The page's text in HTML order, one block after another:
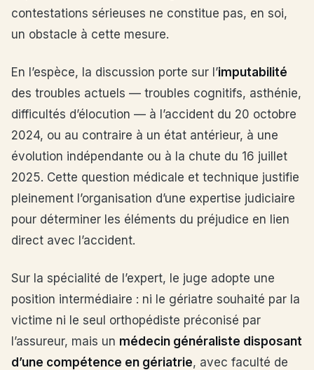
contestations sérieuses ne constitue pas, en soi,
un obstacle à cette mesure.
En l’espèce, la discussion porte sur l’imputabilité
des troubles actuels — troubles cognitifs, asthénie,
difficultés d’élocution — à l’accident du 20 octobre
2024, ou au contraire à un état antérieur, à une
évolution indépendante ou à la chute du 16 juillet
2025. Cette question médicale et technique justifie
pleinement l’organisation d’une expertise judiciaire
pour déterminer les éléments du préjudice en lien
direct avec l’accident.
Sur la spécialité de l’expert, le juge adopte une
position intermédiaire : ni le gériatre souhaité par la
victime ni le seul orthopédiste préconisé par
l’assureur, mais un médecin généraliste disposant
d’une compétence en gériatrie, avec faculté de